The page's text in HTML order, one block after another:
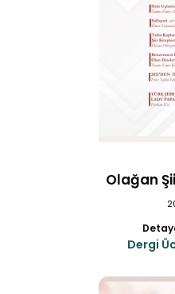
Olağan
Dergi